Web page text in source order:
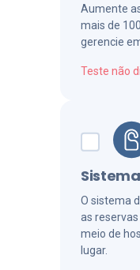
Aumente
mais de
gerencie
Teste não
O sistema
as
meio de
lugar.